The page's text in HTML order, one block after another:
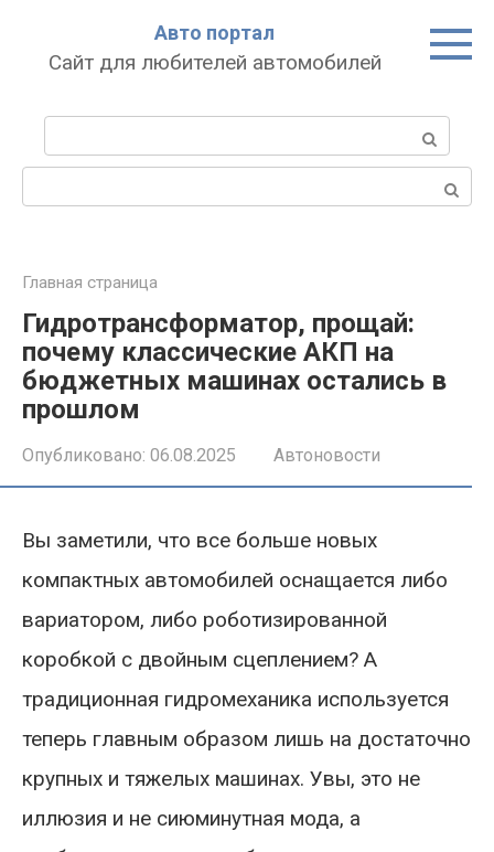
Авто портал
Сайт для любителей автомобилей
Главная страница
Гидротрансформатор, прощай:
почему классические АКП на
бюджетных машинах остались в
прошлом
Опубликовано: 06.08.2025 Автоновости
Вы заметили, что все больше новых
компактных автомобилей оснащается либо
вариатором, либо роботизированной
коробкой с двойным сцеплением? А
традиционная гидромеханика используется
теперь главным образом лишь на достаточно
крупных и тяжелых машинах. Увы, это не
иллюзия и не сиюминутная мода, а